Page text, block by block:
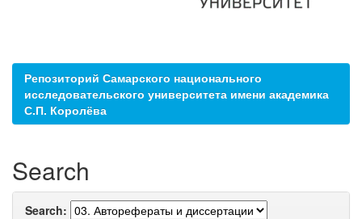
Репозиторий Самарского национального
исследовательского университета имени академика
С.П. Королёва
Search
Search: